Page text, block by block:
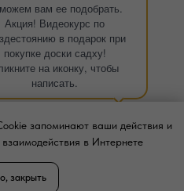
вам ее подобрать.
Акция! Видеокурс по
в подарок при
покупке доски садху!
на иконку, чтобы
написать.
запоминают ваши действия и
в Интернете
закрыть